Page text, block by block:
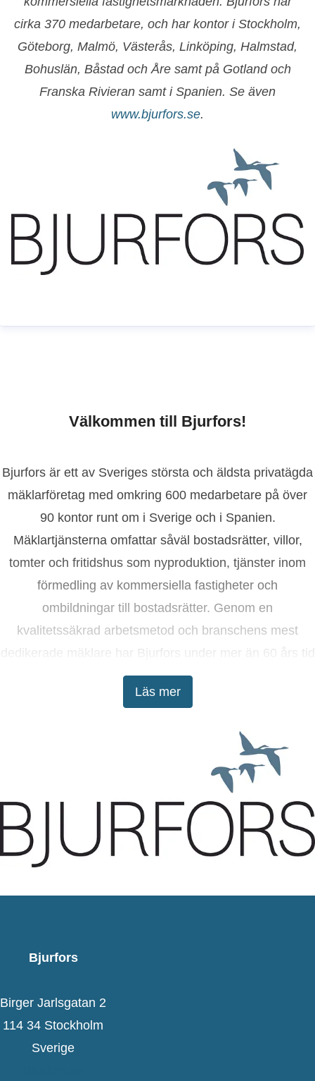
cirka 370 medarbetare, och har kontor i Stockholm,
Göteborg, Malmö, Västerås, Linköping, Halmstad,
Bohuslän, Båstad och Åre samt på Gotland och
Franska Rivieran samt i Spanien. Se även
www.bjurfors.se.
Välkommen till Bjurfors!
Läs mer
Bjurfors är ett av Sveriges största och äldsta privatägda
mäklarföretag med omkring 600 medarbetare på över
90 kontor runt om i Sverige och i Spanien.
Mäklartjänsterna omfattar såväl bostadsrätter, villor,
tomter och fritidshus som nyproduktion, tjänster inom
förmedling av kommersiella fastigheter och
ombildningar till bostadsrätter. Genom en
kvalitetssäkrad arbetsmetod och branschens mest
dedikerade mäklare har Bjurfors under mer än 60 års tid
tagit kunderna till lyckade bostadsaffärer.
Bjurfors
Birger Jarlsgatan 2
114 34 Stockholm
Sverige